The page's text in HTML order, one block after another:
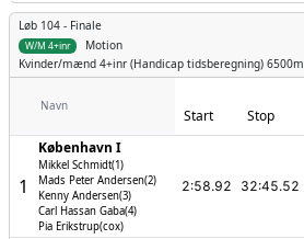
Løb 104 - Finale
Motion
W/M 4+inr
Kvinder/mænd 4+inr (Handicap tidsberegning) 6500m
Navn
Start Stop
1
København I
Mikkel Schmidt(1)
Mads Peter Andersen(2)
Kenny Andersen(3)
Carl Hassan Gaba(4)
Pia Erikstrup(cox)
2:58.92 32:45.52